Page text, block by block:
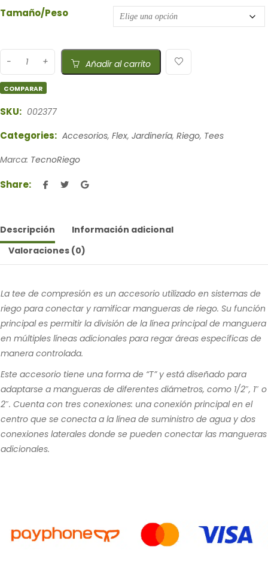
Tamaño/Peso
Añadir al carrito
COMPARAR
SKU: 002377
Categories: Accesorios, Flex, Jardinería, Riego, Tees
Marca: TecnoRiego
Share:
Descripción
Información adicional
Valoraciones (0)
La tee de compresión es un accesorio utilizado en sistemas de
riego para conectar y ramificar mangueras de riego. Su función
principal es permitir la división de la línea principal de manguera
en múltiples líneas adicionales para regar áreas específicas de
manera controlada.
Este accesorio tiene una forma de “T” y está diseñado para
adaptarse a mangueras de diferentes diámetros, como 1/2″, 1″ o
2″. Cuenta con tres conexiones: una conexión principal en el
centro que se conecta a la línea de suministro de agua y dos
conexiones laterales donde se pueden conectar las mangueras
adicionales.